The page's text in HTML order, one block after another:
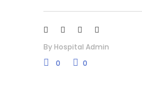
By Hospital Admin
0
0